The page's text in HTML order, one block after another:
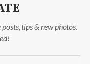
tips & new photos.